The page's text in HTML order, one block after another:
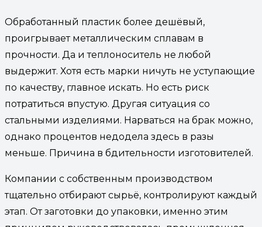
Обработанный пластик более дешёвый,
проигрывает металлическим сплавам в
прочности. Да и теплоноситель не любой
выдержит. Хотя есть марки ничуть не уступающие
по качеству, главное искать. Но есть риск
потратиться впустую. Другая ситуация со
стальными изделиями. Нарваться на брак можно,
однако процентов недодела здесь в разы
меньше. Причина в бдительности изготовителей.
Компании с собственным производством
тщательно отбирают сырьё, контролируют каждый
этап. От заготовки до упаковки, именно этим